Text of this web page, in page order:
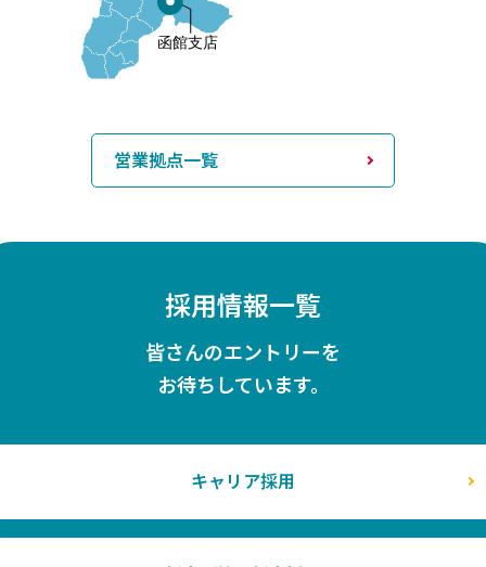
営業拠点一覧
採用情報一覧
皆さんのエントリーを
お待ちしています。
キャリア採用